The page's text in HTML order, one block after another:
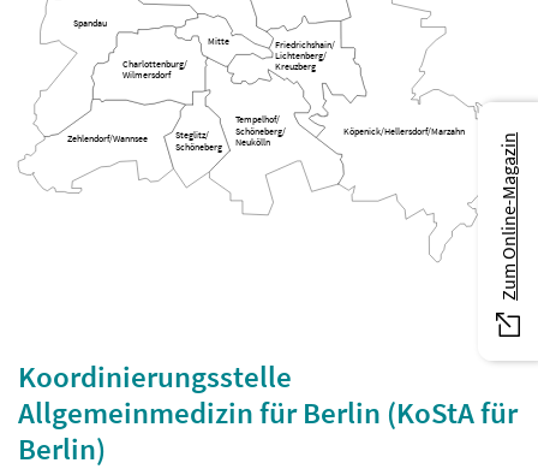
Zehlendorf/Wannsee
Tempelhof/
Schöneberg/
Neukölln
Steglitz/
Schöneberg
Spandau
Mitte
Köpenick/Hellersdorf/Marzahn
Friedrichshain/
Lichtenberg/
Kreuzberg
Charlottenburg/
Wilmersdorf
Koordinierungsstelle
Allgemeinmedizin für Berlin (KoStA für
Berlin)
Zum Online-Magazin